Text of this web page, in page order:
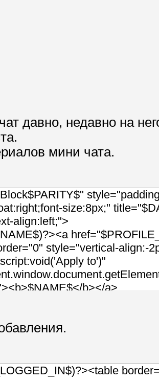
давно, недавно на
мини чата.
size:8px;"
align:left;">
style="vertical-align:-
to')"
b></a>
<a rel="nofollow"
style="text-